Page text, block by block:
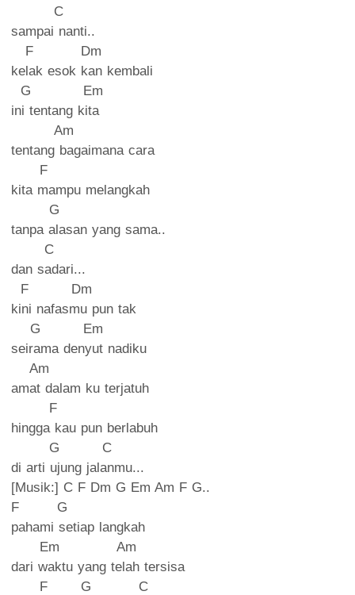
C
sampai nanti..
F Dm
kelak esok kan kembali
G Em
ini tentang kita
Am
tentang bagaimana cara
F
kita mampu melangkah
G
tanpa alasan yang sama..
C
dan sadari...
F Dm
kini nafasmu pun tak
G Em
seirama denyut nadiku
Am
amat dalam ku terjatuh
F
hingga kau pun berlabuh
G C
di arti ujung jalanmu...
[Musik:] C F Dm G Em Am F G..
F G
pahami setiap langkah
Em Am
dari waktu yang telah tersisa
F G C